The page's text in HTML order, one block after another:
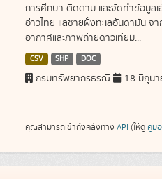
การศึกษา ติดตาม และจัดทำข้อมูลเ
อ่าวไทย แลชายฝั่งทะเลอันดามัน
อากาศและภาพถ่ายดาวเทียม...
CSV SHP DOC
กรมทรัพยากรธรณี 18 มิถุนา
คุณสามารถเข้าถึงคลังทาง API (ให้ดู คู่มื